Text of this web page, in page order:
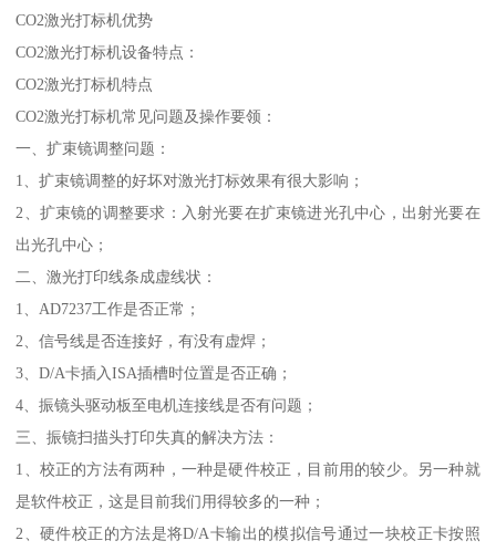
CO2激光打标机优势
CO2激光打标机设备特点：
CO2激光打标机特点
CO2激光打标机常见问题及操作要领：
一、扩束镜调整问题：
1、扩束镜调整的好坏对激光打标效果有很大影响；
2、扩束镜的调整要求：入射光要在扩束镜进光孔中心，出射光要在
出光孔中心；
二、激光打印线条成虚线状：
1、AD7237工作是否正常；
2、信号线是否连接好，有没有虚焊；
3、D/A卡插入ISA插槽时位置是否正确；
4、振镜头驱动板至电机连接线是否有问题；
三、振镜扫描头打印失真的解决方法：
1、校正的方法有两种，一种是硬件校正，目前用的较少。另一种就
是软件校正，这是目前我们用得较多的一种；
2、硬件校正的方法是将D/A卡输出的模拟信号通过一块校正卡按照